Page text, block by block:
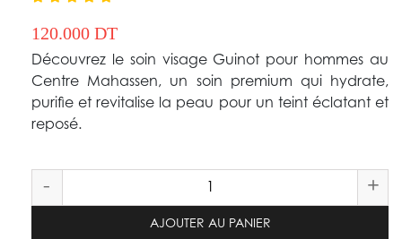
120.000 DT
Découvrez le soin visage Guinot pour hommes au
Centre Mahassen, un soin premium qui hydrate,
purifie et revitalise la peau pour un teint éclatant et
reposé.
- +
AJOUTER AU PANIER